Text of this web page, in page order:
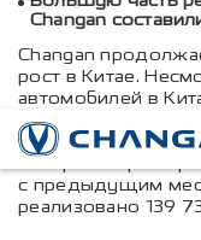
Changan
Changan
рост в Китае.
автомобилей в
с пандемией
Group за март
с предыдущим
реализовано 139